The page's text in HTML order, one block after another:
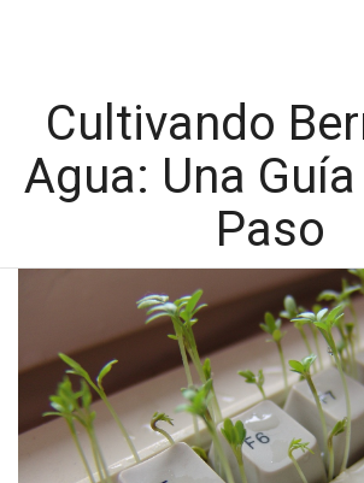
Cultivando
Agua: Una
Paso